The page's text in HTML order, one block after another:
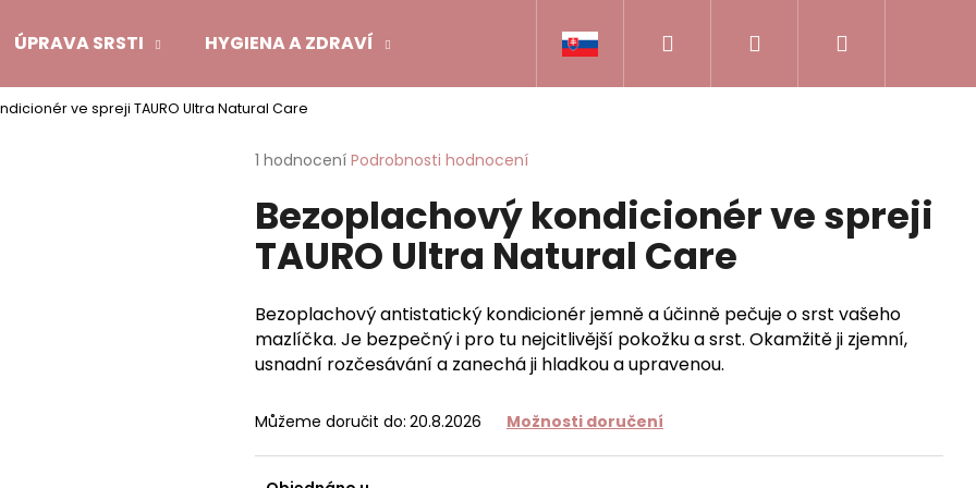
ÚPRAVA SRSTI HYGIENA A ZDRAVÍ POMŮCKY NA VÝSTAVU VÝSTAVNÍ VODÍTKA
Přihlášení
ve spreji TAURO Ultra Natural Care
Průměrné
produktu
je
5,0
hvězdiček.
1 hodnocení Podrobnosti hodnocení
Bezoplachový kondicionér ve spreji
TAURO Ultra Natural Care
Bezoplachový antistatický kondicionér jemně a účinně pečuje o srst vašeho
mazlíčka. Je bezpečný i pro tu nejcitlivější pokožku a srst. Okamžitě ji zjemní,
usnadní rozčesávání a zanechá ji hladkou a upravenou.
Můžeme doručit do: 20.8.2026 Možnosti doručení
Co potřebujete najít?
HLEDAT